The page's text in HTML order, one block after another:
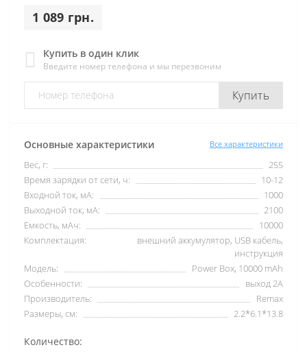
1 089 грн.
Купить в один клик
Введите номер телефона и мы перезвоним
Купить
Основные характеристики Все характеристики
Вес, г:
255
Время зарядки от сети, ч:
10-12
Входной ток, мА:
1000
Выходной ток, мА:
2100
Емкость, мАч:
10000
Комплектация:
внешний аккумулятор, USB кабель,
инструкция
Модель:
Power Box, 10000 mAh
Особенности:
выход 2А
Производитель:
Remax
Размеры, см:
2.2*6.1*13.8
Количество: